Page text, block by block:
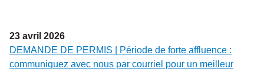
23 avril 2026
DEMANDE DE PERMIS | Période de forte affluence :
communiquez avec nous par courriel pour un meilleur